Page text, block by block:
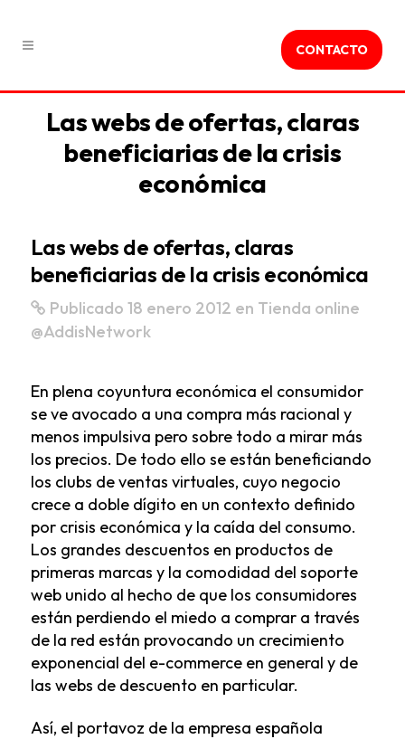
CONTACTO
Las webs de ofertas, claras
beneficiarias de la crisis
económica
Las webs de ofertas, claras
beneficiarias de la crisis económica
Publicado 18 enero 2012 en Tienda online
@AddisNetwork
En plena coyuntura económica el consumidor
se ve avocado a una compra más racional y
menos impulsiva pero sobre todo a mirar más
los precios. De todo ello se están beneficiando
los clubs de ventas virtuales, cuyo negocio
crece a doble dígito en un contexto definido
por crisis económica y la caída del consumo.
Los grandes descuentos en productos de
primeras marcas y la comodidad del soporte
web unido al hecho de que los consumidores
están perdiendo el miedo a comprar a través
de la red están provocando un crecimiento
exponencial del e-commerce en general y de
las webs de descuento en particular.
Así, el portavoz de la empresa española